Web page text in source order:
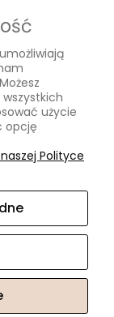
użycie
opcję
Polityce